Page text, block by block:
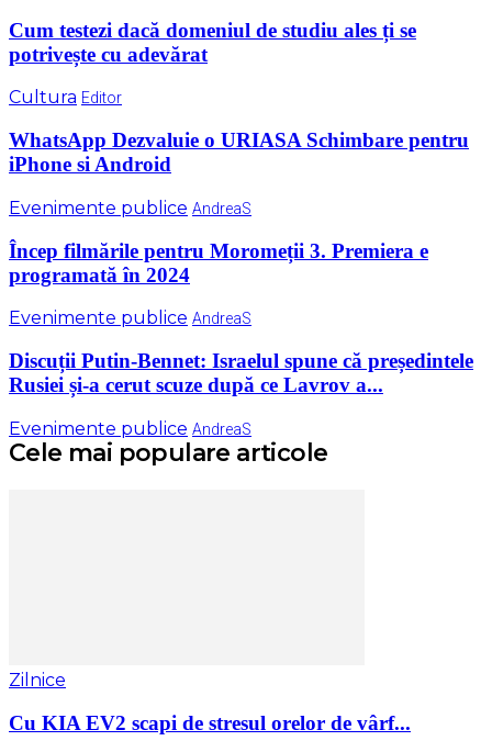
Cum testezi dacă domeniul de studiu ales ți se
potrivește cu adevărat
Cultura Editor
WhatsApp Dezvaluie o URIASA Schimbare pentru
iPhone si Android
Evenimente publice AndreaS
Încep filmările pentru Moromeții 3. Premiera e
programată în 2024
Evenimente publice AndreaS
Discuții Putin-Bennet: Israelul spune că președintele
Rusiei și-a cerut scuze după ce Lavrov a...
Evenimente publice AndreaS
Cele mai populare articole
Zilnice
Cu KIA EV2 scapi de stresul orelor de vârf...